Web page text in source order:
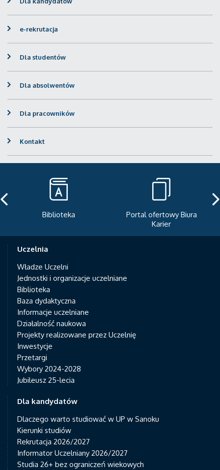
e-rekrutacja
Dla studentów
Dla absolwentów
Dla pracowników
Kontakt
Portal ofertowy Biura
Newsletter
Uczelnia
Władze Uczelni
Jednostki i organizacje uczelniane
Biblioteka
Baza dydaktyczna
Informacje uczelniane
Działalność naukowa
Projekty realizowane przez Uczelnię
Inwestycje
Przetargi
Wybory 2024-2028
Jubileusz 25-lecia
Dla kandydatów
Dlaczego warto studiować w UP w Sanoku
Kierunki studiów
Rekrutacja 2026/2027
Informator Uczelniany 2026/2027
Studia 26+ bez ograniczeń wiekowych